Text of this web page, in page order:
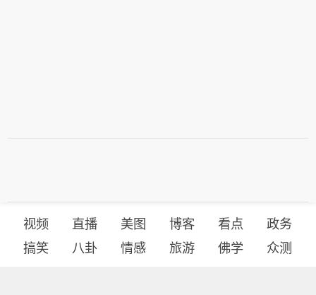
视频 直播 美图 博客 看点
政务
搞笑
八卦 情感 旅游 佛学 众测